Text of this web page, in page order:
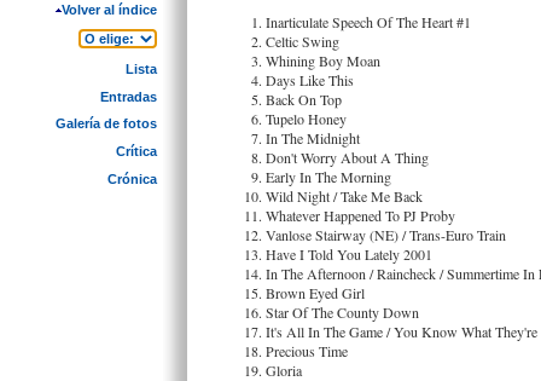
Volver al índice
Lista
Entradas
Galería de fotos
Crítica
Crónica
Inarticulate Speech Of The Heart #1
Celtic Swing
Whining Boy Moan
Days Like This
Back On Top
Tupelo Honey
In The Midnight
Don't Worry About A Thing
Early In The Morning
Wild Night / Take Me Back
Whatever Happened To PJ Proby
Vanlose Stairway (NE) / Trans-Euro Train
Have I Told You Lately 2001
In The Afternoon / Raincheck / Summertime In
Brown Eyed Girl
Star Of The County Down
It's All In The Game / You Know What
Precious Time
Gloria